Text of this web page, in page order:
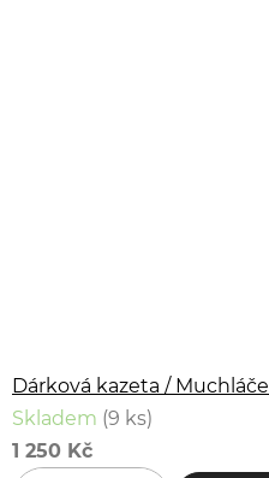
Dárková kazeta /
Skladem (9 ks)
1 250 Kč